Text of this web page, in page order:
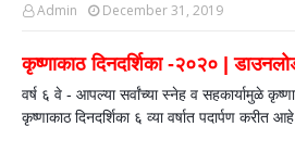
Admin December 31, 2019
कृष्णाकाठ दिनदर्शिका -२०२० |
वर्ष ६ वे - आपल्या सर्वांच्या स्नेह व सहकार्यामुळे
कृष्णाकाठ दिनदर्शिका ६ व्या वर्षात पदार्पण करीत आहे.